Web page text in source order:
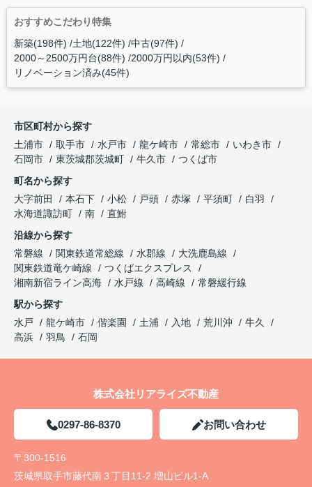
おすすめこだわり特集
新築(198件) 土地(122件) 中古(97件)
2000～2500万円台(88件) 2000万円以内(53件)
リノベーション済み(45件)
市区町村から探す
土浦市
取手市 水戸市 龍ケ崎市 常総市
いわき市
石岡市
東茨城郡茨城町 牛久市
つくば市
町名から探す
大字前田
本石下 小松 戸頭 赤塚 平須町
白羽
水海道諏訪町
南
直鮒
沿線から探す
常磐線
関東鉄道常総線 水郡線
大洗鹿島線
関東鉄道竜ケ崎線
つくばエクスプレス
湘南新宿ライン高海
水戸線 高崎線
常磐緩行線
駅から探す
水戸
龍ケ崎市 偕楽園 土浦 入地 荒川沖
牛久
高浜
羽鳥 石岡
株式会社リアライズ不動産
0297-86-8370 お問い合わせ
〒300-1516
茨城県取手市藤代南３丁目11-2 増山ビル1-A